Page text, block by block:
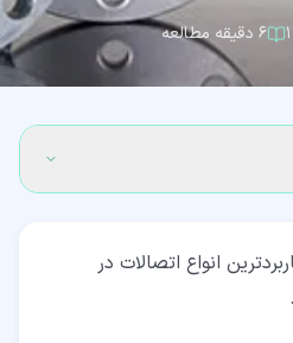
۶ دقیقه مطالعه
انواع اتصالات در